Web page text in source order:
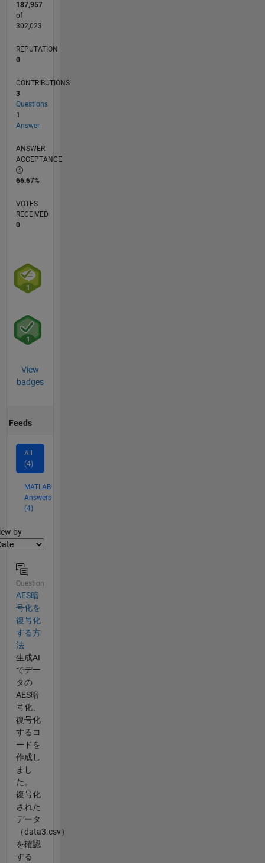
187,957
of
302,023
REPUTATION
0
CONTRIBUTIONS
3
Questions
1
Answer
ANSWER
ACCEPTANCE
66.67%
VOTES
RECEIVED
0
View
badges
Feeds
All
(4)
MATLAB
Answers
(4)
by
Question
AES暗
号化を
復号化
する方
法
生成AI
でデー
タの
AES暗
号化、
復号化
するコ
ードを
作成し
まし
た。
復号化
された
データ
（data3.csv）
を確認
する